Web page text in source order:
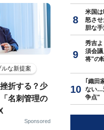
な新提案
折する？少
名刺管理の
Sponsored
米国
怒さ
胆な手
秀吉
須会
将"の
｢織田
ない…
争点"